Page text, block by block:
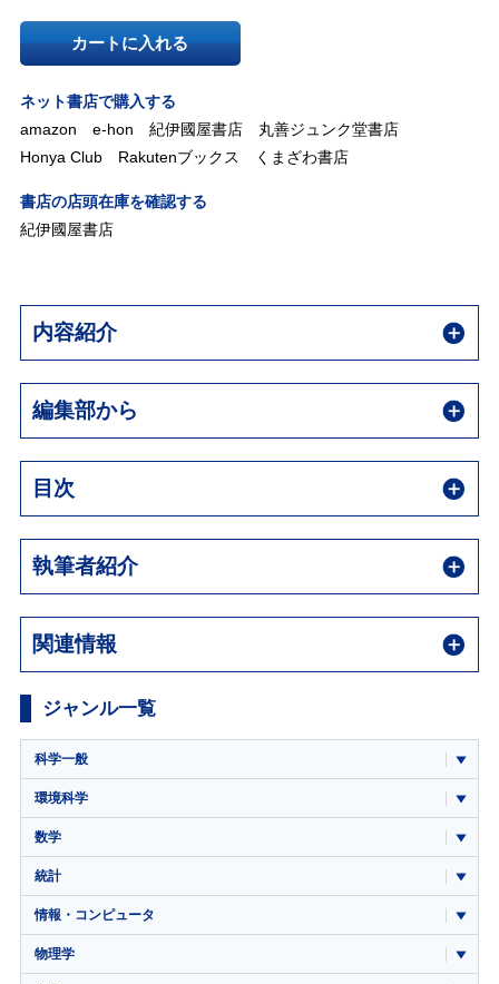
カートに入れる
ネット書店で購入する
amazon
e-hon 紀伊國屋書店
丸善ジュンク堂書店
Honya Club
Rakutenブックス くまざわ書店
書店の店頭在庫を確認する
紀伊國屋書店
内容紹介
編集部から
目次
執筆者紹介
関連情報
ジャンル一覧
科学一般
環境科学
数学
統計
情報・コンピュータ
物理学